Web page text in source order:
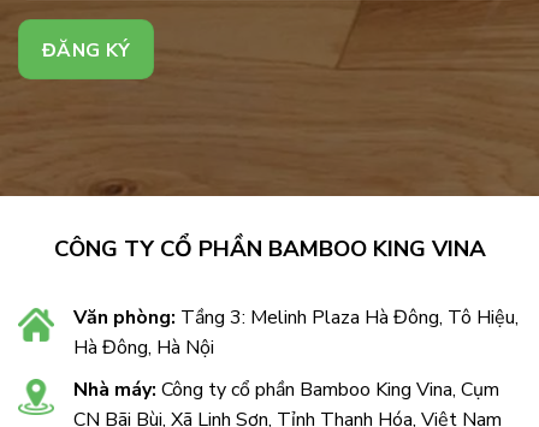
CÔNG TY CỔ PHẦN BAMBOO KING VINA
Văn phòng: Tầng 3: Melinh Plaza Hà Đông, Tô Hiệu,
Hà Đông, Hà Nội
Nhà máy: Công ty cổ phần Bamboo King Vina, Cụm
CN Bãi Bùi, Xã Linh Sơn, Tỉnh Thanh Hóa, Việt Nam